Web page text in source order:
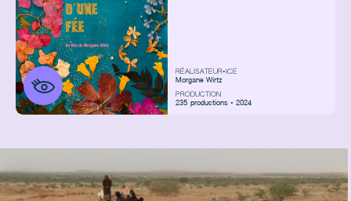
RÉALISATEUR•ICE
Morgane Wirtz
PRODUCTION
235 productions • 2024